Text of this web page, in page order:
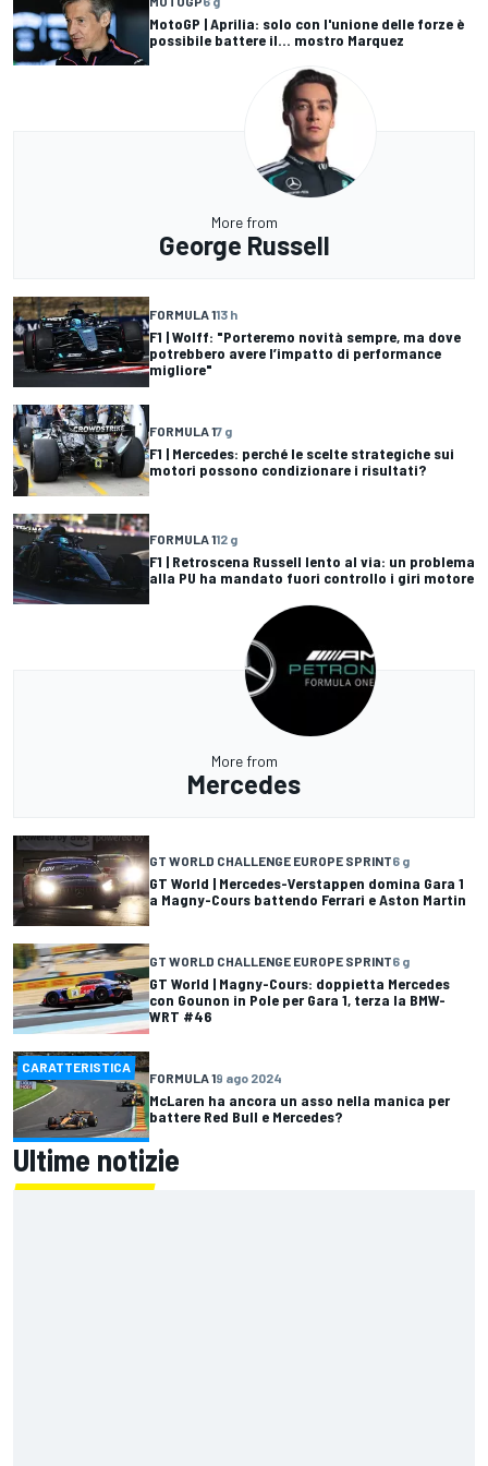
MotoGP | Aprilia: solo con l'unione delle forze è
possibile battere il... mostro Marquez
More from
George Russell
FORMULA 113 h
F1 | Wolff: "Porteremo novità sempre, ma dove
potrebbero avere l’impatto di performance
migliore"
FORMULA 17 g
F1 | Mercedes: perché le scelte strategiche sui
motori possono condizionare i risultati?
FORMULA 112 g
F1 | Retroscena Russell lento al via: un problema
alla PU ha mandato fuori controllo i giri motore
More from
Mercedes
GT WORLD CHALLENGE EUROPE SPRINT6 g
GT World | Mercedes-Verstappen domina Gara 1
a Magny-Cours battendo Ferrari e Aston Martin
GT WORLD CHALLENGE EUROPE SPRINT6 g
GT World | Magny-Cours: doppietta Mercedes
con Gounon in Pole per Gara 1, terza la BMW-
WRT #46
CARATTERISTICA
FORMULA 19 ago 2024
McLaren ha ancora un asso nella manica per
battere Red Bull e Mercedes?
Ultime notizie